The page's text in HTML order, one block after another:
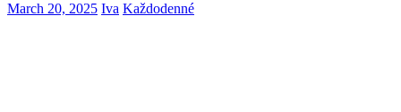
March 20, 2025 Iva Každodenné